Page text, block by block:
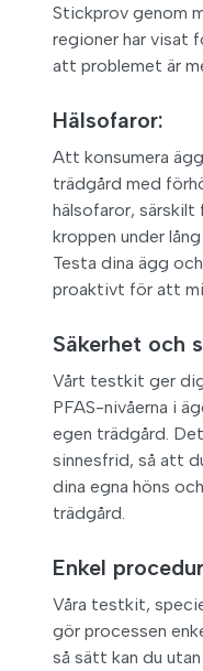
Stickprov genom
regioner har visat
att problemet är
Hälsofaror:
Att konsumera
trädgård med
hälsofaror, särskilt
kroppen under
Testa dina ägg
proaktivt för att
Säkerhet och
Vårt testkit ger
PFAS-nivåerna i
egen trädgård.
sinnesfrid, så att
dina egna höns
trädgård.
Enkel
Våra testkit,
gör processen
så sätt kan du